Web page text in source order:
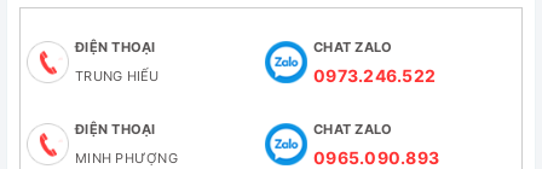
ĐIỆN THOẠI
TRUNG HIẾU
CHAT ZALO
0973.246.522
ĐIỆN THOẠI
MINH PHƯỢNG
CHAT ZALO
0965.090.893